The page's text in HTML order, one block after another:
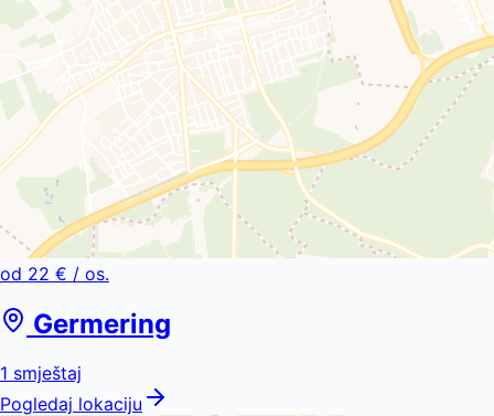
od 22 € / os.
Germering
1 smještaj
Pogledaj lokaciju